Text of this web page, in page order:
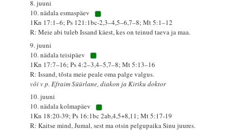
8. juuni
10. nädala esmaspäev
1Kn 17:1–6; Ps 121:1bc-2,3–4,5–6,7–8; Mt 5:1–12
R: Meie abi tuleb Issand käest, kes on teinud taeva ja maa.
9. juuni
10. nädala teisipäev
1Kn 17:7–16; Ps 4:2–3,4–5,7–8; Mt 5:13–16
R: Issand, tõsta meie peale oma palge valgus.
või v p. Efraim Süürlane, diakon ja Kiriku doktor
10. juuni
10. nädala kolmapäev
1Kn 18:20-39; Ps 16:1bc 2ab,4,5+8,11; Mt 5:17-19
R: Kaitse mind, Jumal, sest ma otsin pelgupaika Sinu juures.